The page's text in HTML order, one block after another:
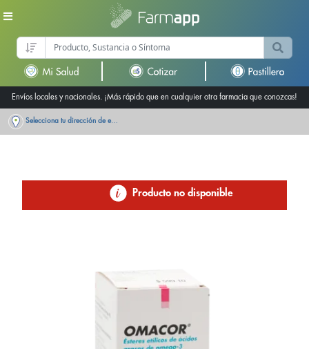
Envíos locales y nacionales. ¡Más rápido que en cualquier otra farmacia que conozcas!
Selecciona tu dirección de entrega
Producto no disponible